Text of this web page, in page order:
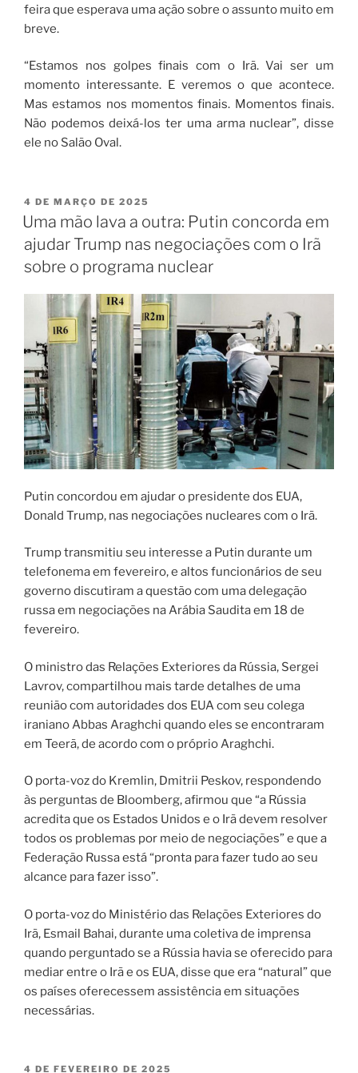
feira que esperava uma ação sobre o assunto muito em
breve.
“Estamos nos golpes finais com o Irã. Vai ser um
momento interessante. E veremos o que acontece.
Mas estamos nos momentos finais. Momentos finais.
Não podemos deixá-los ter uma arma nuclear”, disse
ele no Salão Oval.
4 DE MARÇO DE 2025
Uma mão lava a outra: Putin concorda em
ajudar Trump nas negociações com o Irã
sobre o programa nuclear
Putin concordou em ajudar o presidente dos EUA,
Donald Trump, nas negociações nucleares com o Irã.
Trump transmitiu seu interesse a Putin durante um
telefonema em fevereiro, e altos funcionários de seu
governo discutiram a questão com uma delegação
russa em negociações na Arábia Saudita em 18 de
fevereiro.
O ministro das Relações Exteriores da Rússia, Sergei
Lavrov, compartilhou mais tarde detalhes de uma
reunião com autoridades dos EUA com seu colega
iraniano Abbas Araghchi quando eles se encontraram
em Teerã, de acordo com o próprio Araghchi.
O porta-voz do Kremlin, Dmitrii Peskov, respondendo
às perguntas de Bloomberg, afirmou que “a Rússia
acredita que os Estados Unidos e o Irã devem resolver
todos os problemas por meio de negociações” e que a
Federação Russa está “pronta para fazer tudo ao seu
alcance para fazer isso”.
O porta-voz do Ministério das Relações Exteriores do
Irã, Esmail Bahai, durante uma coletiva de imprensa
quando perguntado se a Rússia havia se oferecido para
mediar entre o Irã e os EUA, disse que era “natural” que
os países oferecessem assistência em situações
necessárias.
4 DE FEVEREIRO DE 2025